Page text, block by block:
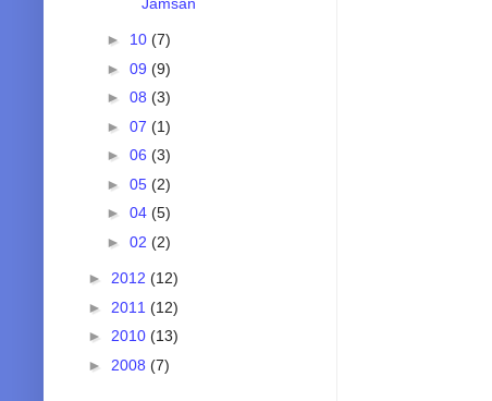
► 10 (7)
► 09 (9)
► 08 (3)
► 07 (1)
► 06 (3)
► 05 (2)
► 04 (5)
► 02 (2)
► 2012 (12)
► 2011 (12)
► 2010 (13)
► 2008 (7)